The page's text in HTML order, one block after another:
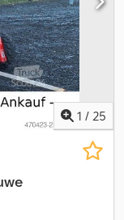
1 / 25